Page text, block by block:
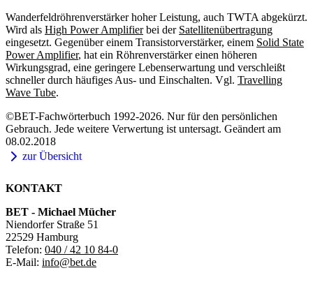
Wanderfeldröhrenverstärker hoher Leistung, auch TWTA abgekürzt.
Wird als High Power Amplifierbei der Satellitenübertragung
eingesetzt. Gegenüber einem Transistorverstärker, einem Solid State
Power Amplifier, hat ein Röhrenverstärker einen höheren
Wirkungsgrad, eine geringere Lebenserwartung und verschleißt
schneller durch häufiges Aus- und Einschalten. Vgl. Travelling
Wave Tube.
©BET-Fachwörterbuch 1992-2026. Nur für den persönlichen
Gebrauch. Jede weitere Verwertung ist untersagt. Geändert am
08.02.2018
zur Übersicht
KONTAKT
BET - Michael Mücher
Niendorfer Straße 51
22529 Hamburg
Telefon: 040 / 42 10 84-0
E-Mail: info@bet.de